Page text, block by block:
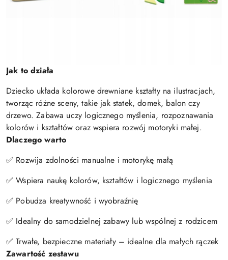
Jak to działa
Dziecko układa kolorowe drewniane kształty na ilustracjach,
tworząc różne sceny, takie jak statek, domek, balon czy
drzewo. Zabawa uczy logicznego myślenia, rozpoznawania
kolorów i kształtów oraz wspiera rozwój motoryki małej.
Dlaczego warto
✅ Rozwija zdolności manualne i motorykę małą
✅ Wspiera naukę kolorów, kształtów i logicznego myślenia
✅ Pobudza kreatywność i wyobraźnię
✅ Idealny do samodzielnej zabawy lub wspólnej z rodzicem
✅ Trwałe, bezpieczne materiały – idealne dla małych rączek
Zawartość zestawu